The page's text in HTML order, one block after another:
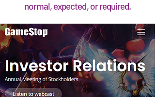
normal, expected, or required.